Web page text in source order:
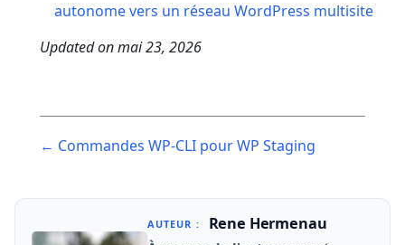
autonome vers un réseau WordPress multisite
Updated onmai 23, 2026
navigation
← Commandes WP-CLI pour WP Staging
AUTEUR : Rene Hermenau